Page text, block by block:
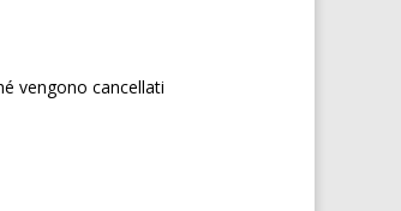
vengono cancellati